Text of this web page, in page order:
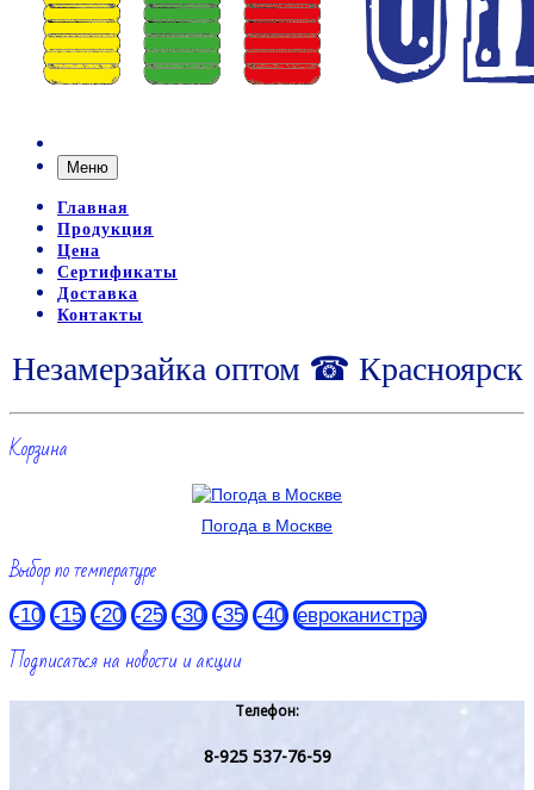
Меню
Главная
Продукция
Цена
Сертификаты
Доставка
Контакты
Незамерзайка оптом ☎ Красноярск
Корзина
Погода в Москве
Выбор по температуре
-10 -15 -20 -25 -30 -35 -40 евроканистра
Подписаться на новости и акции
Телефон:
8-925 537-76-59